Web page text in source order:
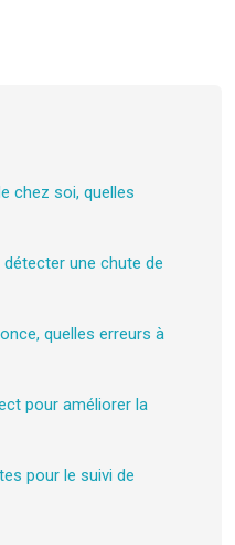
chez soi, quelles
une chute de
quelles erreurs à
pour améliorer la
pour le suivi de